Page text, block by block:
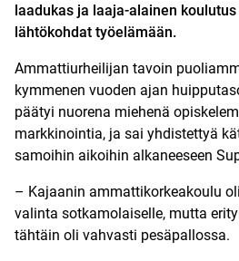
laadukas ja laaja-alainen
lähtökohdat työelämään.
Ammattiurheilijan tavoin
kymmenen vuoden ajan
päätyi nuorena miehenä
markkinointia, ja sai yhdistettyä
samoihin aikoihin alkaneeseen
– Kajaanin ammattikorkeakoulu
valinta sotkamolaiselle, mutta
tähtäin oli vahvasti pesäpallossa.